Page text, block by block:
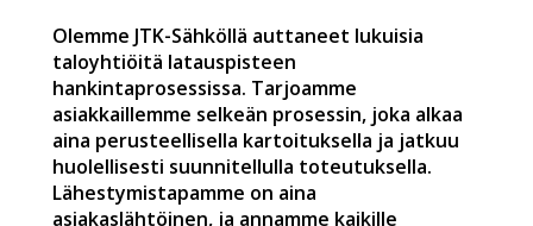
Olemme JTK-Sähköllä auttaneet lukuisia
taloyhtiöitä latauspisteen
hankintaprosessissa. Tarjoamme
asiakkaillemme selkeän prosessin, joka alkaa
aina perusteellisella kartoituksella ja jatkuu
huolellisesti suunnitellulla toteutuksella.
Lähestymistapamme on aina
asiakaslähtöinen, ja annamme kaikille